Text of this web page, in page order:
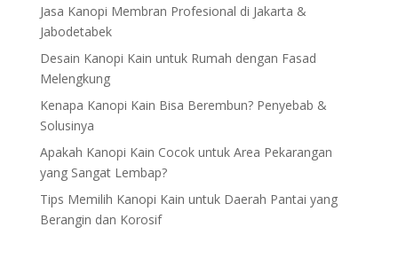
Jasa Kanopi Membran Profesional di Jakarta &
Jabodetabek
Desain Kanopi Kain untuk Rumah dengan Fasad
Melengkung
Kenapa Kanopi Kain Bisa Berembun? Penyebab &
Solusinya
Apakah Kanopi Kain Cocok untuk Area Pekarangan
yang Sangat Lembap?
Tips Memilih Kanopi Kain untuk Daerah Pantai yang
Berangin dan Korosif